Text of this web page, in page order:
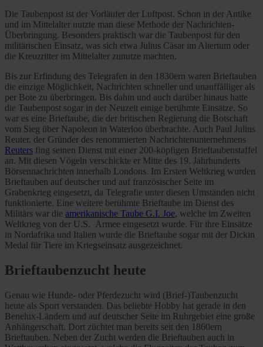
Die Taubenpost ist der Vorläufer der Luftpost. Schon in der Antike
und im Mittelalter nutzte man diese Methode der Nachrichten-
Überbringung. Besonders praktisch war die Taubenpost für den
militärischen Einsatz, was sich etwa Julius Cäsar im Altertum oder
die Kreuzritter im Mittelalter zunutze machten.
Bis zur Erfindung des Telegrafen in den 1830ern waren Brieftauben
die einzige Möglichkeit, Nachrichten schneller und unauffälliger als
per Bote zu überbringen. Bis dahin und auch darüber hinaus hatte
die Taubenpost sogar in der Neuzeit einige berühmte Einsätze. So
war es eine Brieftaube, die der britischen Regierung die Botschaft
vom Sieg über Napoleon in Waterloo überbrachte. Auch Paul Julius
Reuter, der Gründer des renommierten Nachrichtenunternehmens
Reuters fing seinen Dienst mit einer 200-köpfigen Brieftaubenstaffel
an. Mit diesen Vögeln verschickte er Mitte des 19. Jahrhunderts
Börsennachrichten innerhalb Londons. Im Ersten Weltkrieg wurden
Brieftauben auf deutscher und auf französischer Seite im
Grabenkrieg eingesetzt, da Telegrafie unter diesen Umständen nicht
funktionierte. Eine weitere berühmte Brieftaube im Dienst des
Militärs war die amerikanische Taube G.I. Joe, welche im Zweiten
Weltkrieg von der U.S. Armee eingesetzt wurde. Für ihre Einsätze
in Nordafrika und Italien wurde die Brieftaube sogar mit der Dickin
Medal für Tiere im Kriegseinsatz ausgezeichnet.
Brieftaubenzucht heute
Genau wie Hunde- oder Pferdezucht wird (Brief-)Taubenzucht
heute als Sport verstanden. Das beliebte Hobby hat gerade in den
Benelux-Ländern und auf deutscher Seite im Ruhrgebiet eine große
Anhängerschaft. Dort züchtet man bereits seit den 1860ern
Brieftauben. Neben der Zucht werden die Brieftauben auch in